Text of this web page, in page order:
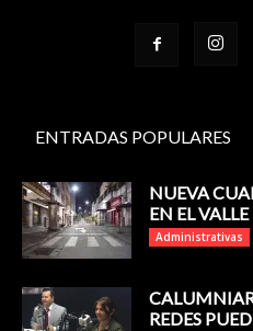
ENTRADAS POPULARES
NUEVA
EN EL
Administrativas
REDES